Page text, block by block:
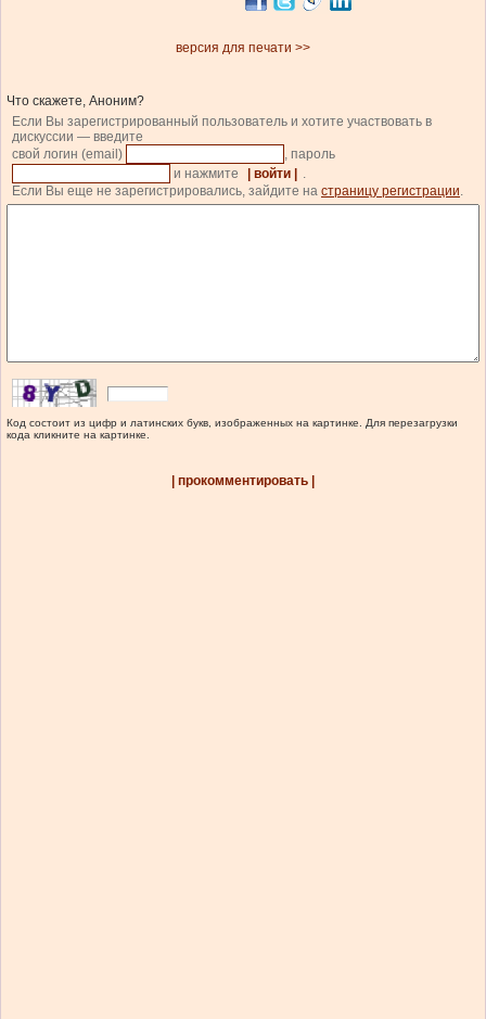
версия для печати >>
Что скажете, Аноним?
Если Вы зарегистрированный пользователь и хотите участвовать в
дискуссии — введите
свой логин (email)
, пароль
и нажмите
| войти |
.
Если Вы еще не зарегистрировались, зайдите на страницу регистрации.
Код состоит из цифр и латинских букв, изображенных на картинке. Для перезагрузки
кода кликните на картинке.
| прокомментировать |